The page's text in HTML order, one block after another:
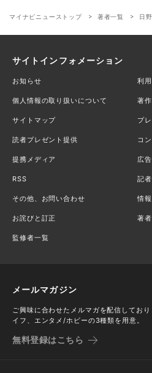
マイナビニューストップ 著者一覧 日
サイトインフォメーション
お知らせ 利
個人情報の取り扱いについて 著
サイトマップ プ
読者プレゼント提供 コ
提携メディア 広
RSS 記
その他、お問い合わせ 情
お詫びと訂正 著
監修者一覧
メールマガジン
ご興味に合わせたメルマガを配信してお
イフ、エンタメ/ホビーの3種類を用意。
無料登録はこちら